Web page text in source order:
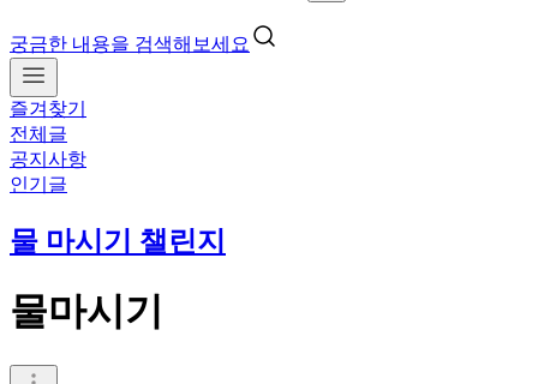
궁금한 내용을 검색해보세요
즐겨찾기
전체글
공지사항
인기글
물 마시기 챌린지
물마시기